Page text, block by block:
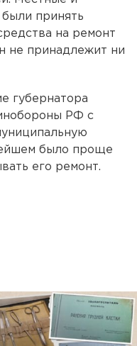
принять
на ремонт
не принадлежит ни
губернатора
РФ с
было проще
его ремонт.